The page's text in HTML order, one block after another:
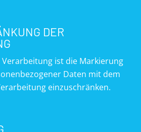
DER
ist die Markierung
Daten mit dem
einzuschränken.